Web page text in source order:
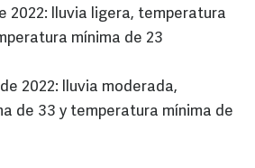
2022: lluvia ligera, temperatura
mínima de 23
2022: lluvia moderada,
de 33 y temperatura mínima de